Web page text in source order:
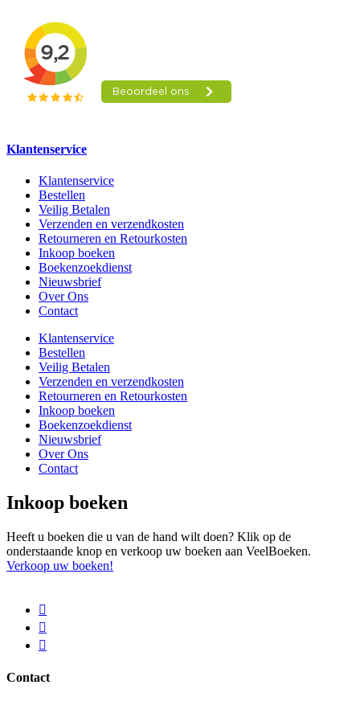
Klantenservice
Klantenservice
Bestellen
Veilig Betalen
Verzenden en verzendkosten
Retourneren en Retourkosten
Inkoop boeken
Boekenzoekdienst
Nieuwsbrief
Over Ons
Contact
Klantenservice
Bestellen
Veilig Betalen
Verzenden en verzendkosten
Retourneren en Retourkosten
Inkoop boeken
Boekenzoekdienst
Nieuwsbrief
Over Ons
Contact
Inkoop boeken
Heeft u boeken die u van de hand wilt doen? Klik op de
onderstaande knop en verkoop uw boeken aan VeelBoeken.
Verkoop uw boeken!
Contact